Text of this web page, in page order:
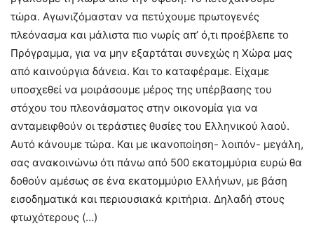
τώρα. Αγωνιζόμασταν να πετύχουμε πρωτογενές
πλεόνασμα και μάλιστα πιο νωρίς απ’ ό,τι προέβλεπε το
Πρόγραμμα, για να μην εξαρτάται συνεχώς η Χώρα μας
από καινούργια δάνεια. Και το καταφέραμε. Είχαμε
υποσχεθεί να μοιράσουμε μέρος της υπέρβασης του
στόχου του πλεονάσματος στην οικονομία για να
ανταμειφθούν οι τεράστιες θυσίες του Ελληνικού λαού.
Αυτό κάνουμε τώρα. Και με ικανοποίηση- λοιπόν- μεγάλη,
σας ανακοινώνω ότι πάνω από 500 εκατομμύρια ευρώ θα
δοθούν αμέσως σε ένα εκατομμύριο Ελλήνων, με βάση
εισοδηματικά και περιουσιακά κριτήρια. Δηλαδή στους
φτωχότερους (…)